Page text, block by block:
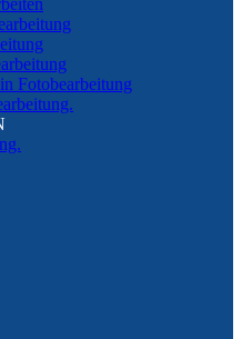
Fotobearbeitung